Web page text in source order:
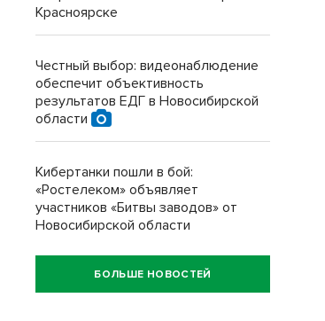
Красноярске
Честный выбор: видеонаблюдение
обеспечит объективность
результатов ЕДГ в Новосибирской
области
Кибертанки пошли в бой:
«Ростелеком» объявляет
участников «Битвы заводов» от
Новосибирской области
БОЛЬШЕ НОВОСТЕЙ